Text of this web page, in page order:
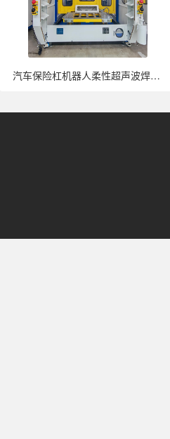
汽车保险杠机器人柔性超声波焊接机全面···